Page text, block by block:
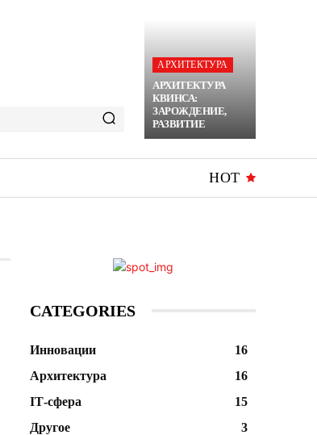
АРХИТЕКТУРА
АРХИТЕКТУРА
КВИНСА:
ЗАРОЖДЕНИЕ,
РАЗВИТИЕ
HOT
CATEGORIES
Инновации
16
Архитектура
16
ІТ-сфера
15
Другое
3